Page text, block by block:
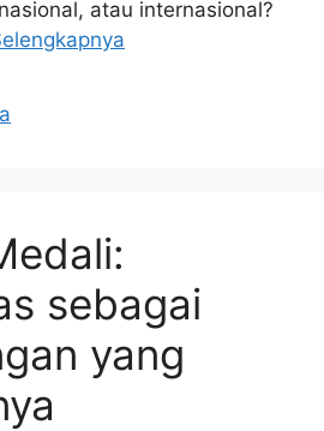
atau internasional?
sebagai
yang